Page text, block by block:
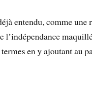
entendu, comme une
l’indépendance
en y ajoutant au